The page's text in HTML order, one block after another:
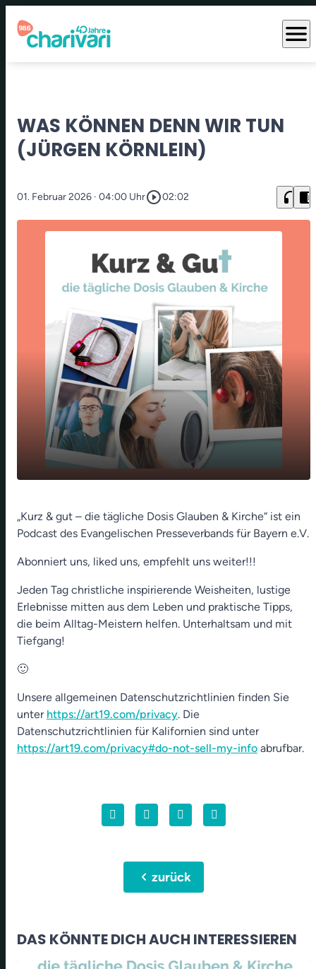
menu
WAS KÖNNEN DENN WIR TUN
(JÜRGEN KÖRNLEIN)
01. Februar 2026 · 04:00 Uhrplay_circle_outline02:02 headphones chrome_reader_mode
play_arrow
00:00 02:02
„Kurz & gut – die tägliche Dosis Glauben & Kirche“ ist ein
Podcast des Evangelischen Presseverbands für Bayern e.V.
Abonniert uns, liked uns, empfehlt uns weiter!!!
Jeden Tag christliche inspirierende Weisheiten, lustige
Erlebnisse mitten aus dem Leben und praktische Tipps,
die beim Alltag-Meistern helfen. Unterhaltsam und mit
Tiefgang!
🙂
Unsere allgemeinen Datenschutzrichtlinien finden Sie
unter https://art19.com/privacy. Die
Datenschutzrichtlinien für Kalifornien sind unter
https://art19.com/privacy#do-not-sell-my-info abrufbar.
chevron_leftzurück
DAS KÖNNTE DICH AUCH INTERESSIEREN